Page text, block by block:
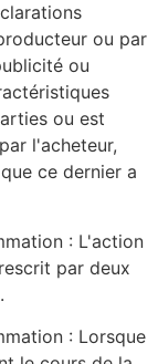
ou par
ou
ou est
l'acheteur,
ce dernier a
: L'action
par deux
: Lorsque